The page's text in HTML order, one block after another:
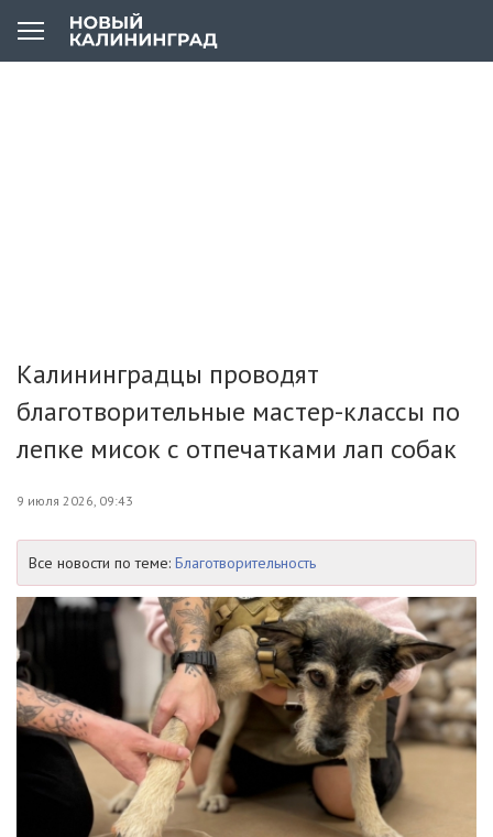
Калининградцы проводят
благотворительные мастер-классы по
лепке мисок с отпечатками лап собак
9 июля 2026, 09:43
Все новости по теме: Благотворительность